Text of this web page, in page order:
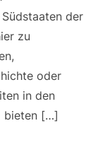
der
zu
oder
in den
bieten […]